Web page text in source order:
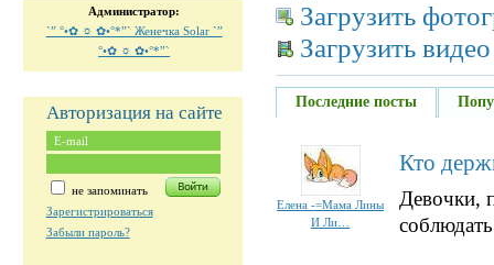
Администратор:
`” °•✿ ☼ ✿•°*”` Женечка Solar `”
°•✿ ☼ ✿•°*”`
Авторизация на сайте
не запоминать
Зарегистрироваться
Забыли пароль?
Загрузить
Загрузить видео
Последние посты
Елена -=Мама Лины
И Ли…
Кто
Девочки,